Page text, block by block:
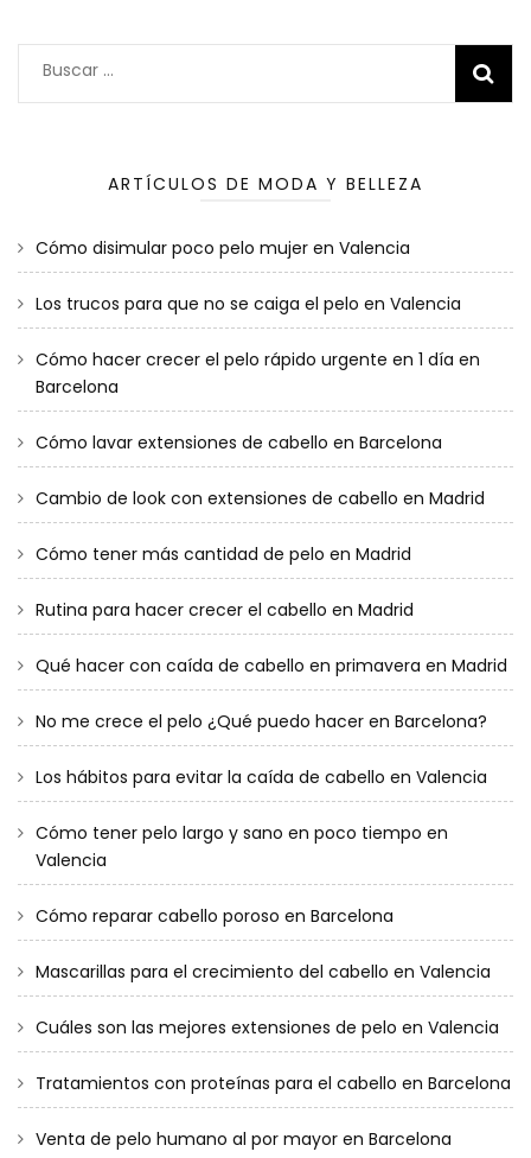
Buscar:
ARTÍCULOS DE MODA Y BELLEZA
Cómo disimular poco pelo mujer en Valencia
Los trucos para que no se caiga el pelo en Valencia
Cómo hacer crecer el pelo rápido urgente en 1 día en
Barcelona
Cómo lavar extensiones de cabello en Barcelona
Cambio de look con extensiones de cabello en Madrid
Cómo tener más cantidad de pelo en Madrid
Rutina para hacer crecer el cabello en Madrid
Qué hacer con caída de cabello en primavera en Madrid
No me crece el pelo ¿Qué puedo hacer en Barcelona?
Los hábitos para evitar la caída de cabello en Valencia
Cómo tener pelo largo y sano en poco tiempo en
Valencia
Cómo reparar cabello poroso en Barcelona
Mascarillas para el crecimiento del cabello en Valencia
Cuáles son las mejores extensiones de pelo en Valencia
Tratamientos con proteínas para el cabello en Barcelona
Venta de pelo humano al por mayor en Barcelona